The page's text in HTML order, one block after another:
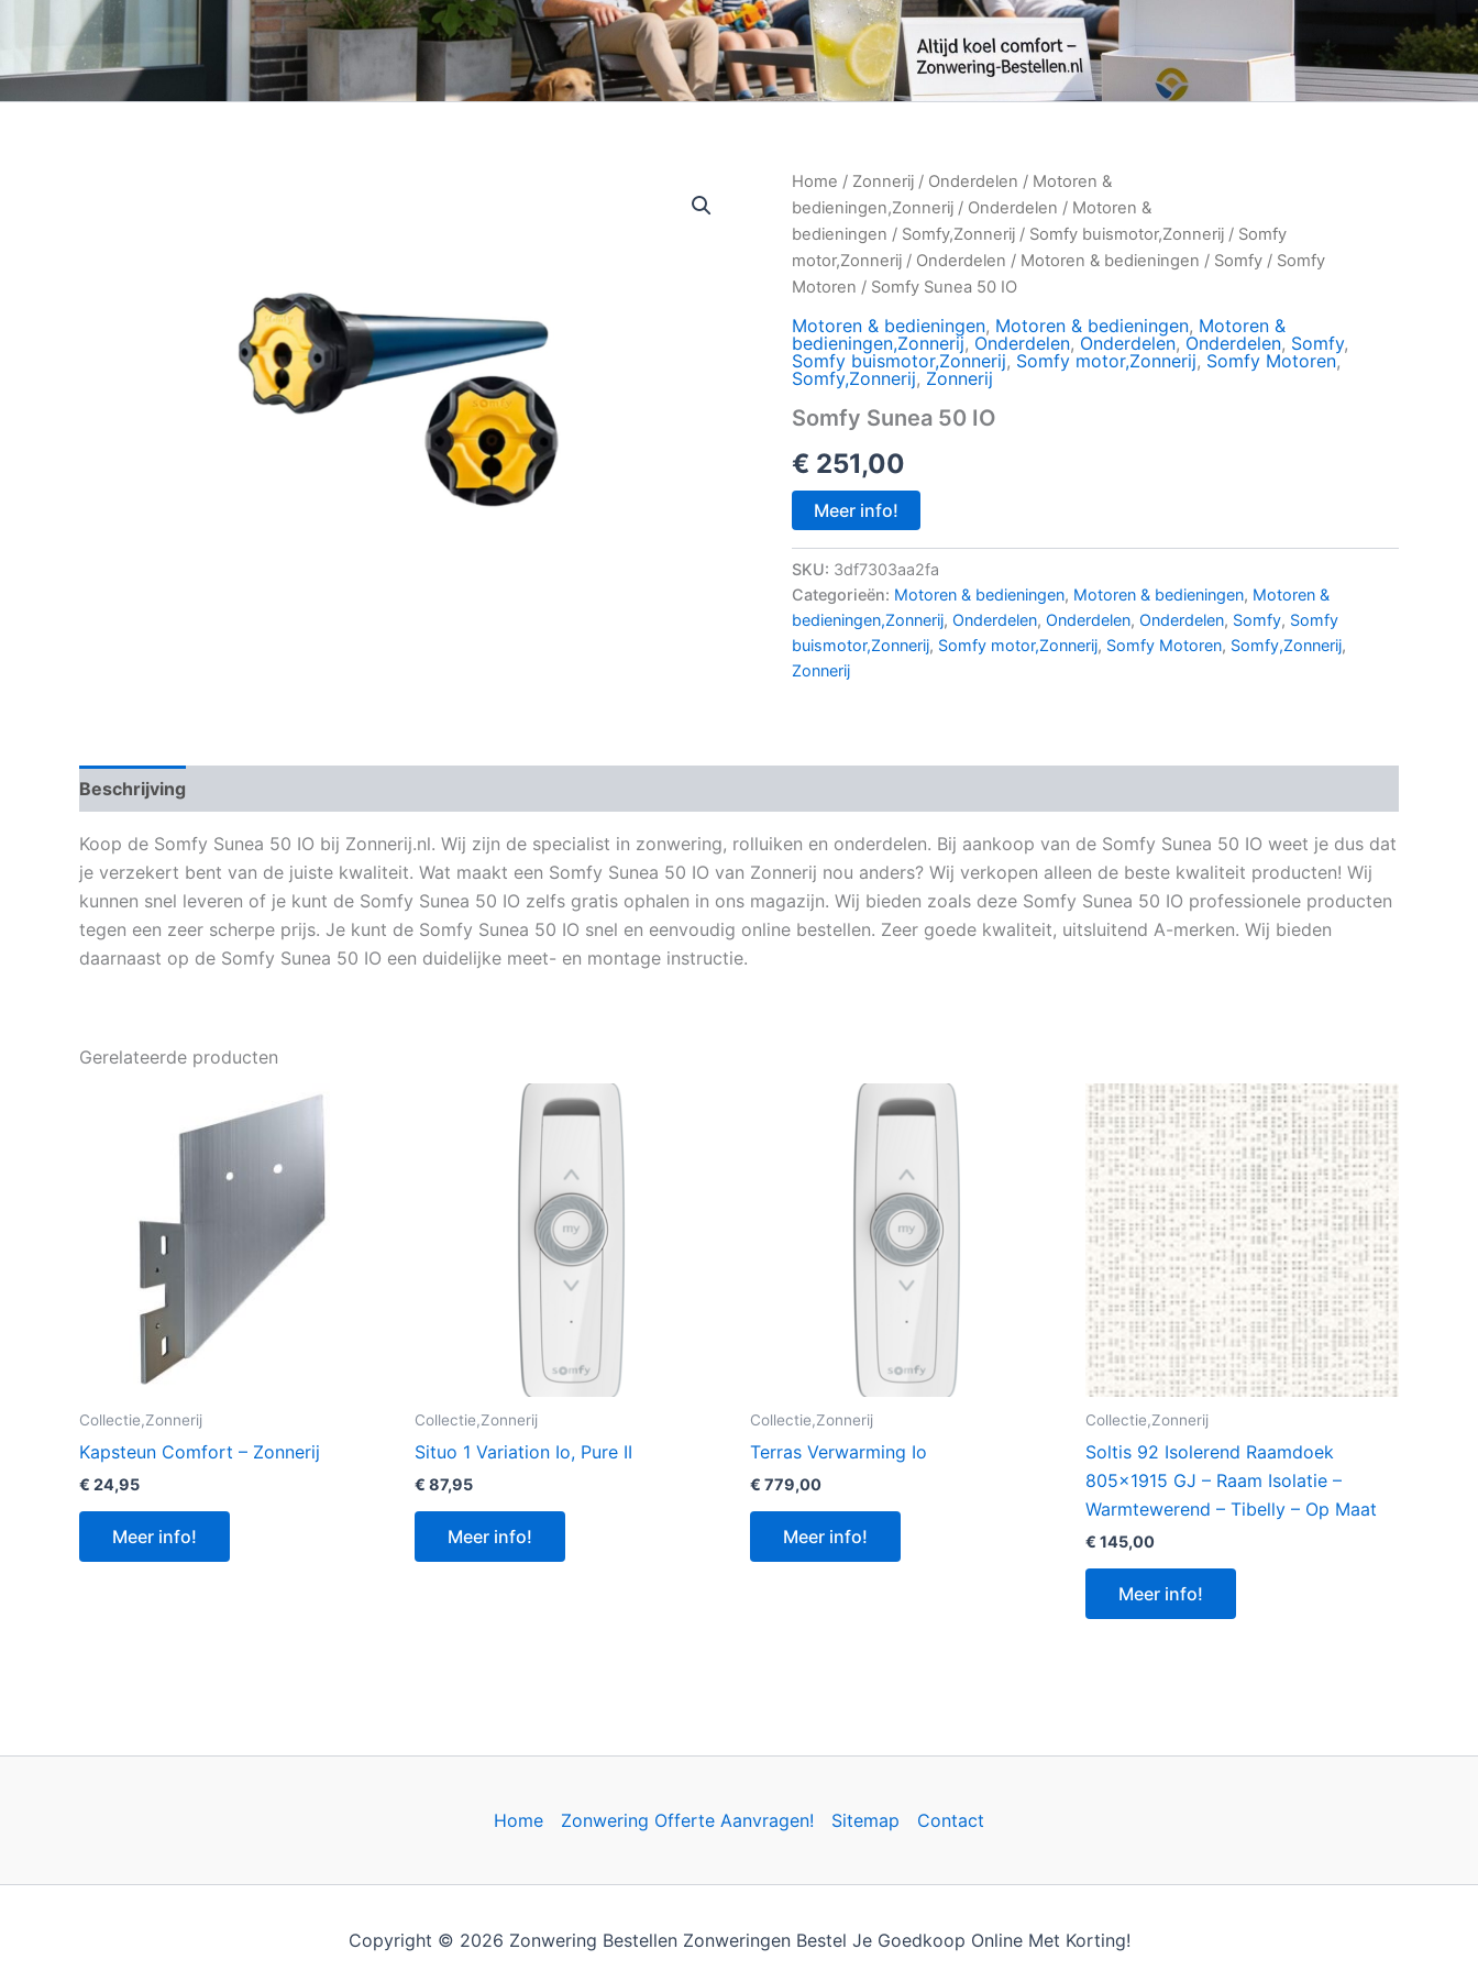
Home / Zonnerij / Onderdelen / Motoren &
bedieningen,Zonnerij / Onderdelen / Motoren &
bedieningen / Somfy,Zonnerij / Somfy buismotor,Zonnerij / Somfy
motor,Zonnerij / Onderdelen / Motoren & bedieningen / Somfy / Somfy
Motoren / Somfy Sunea 50 IO
Motoren & bedieningen, Motoren & bedieningen, Motoren &
bedieningen,Zonnerij, Onderdelen, Onderdelen, Onderdelen, Somfy,
Somfy buismotor,Zonnerij, Somfy motor,Zonnerij, Somfy Motoren,
Somfy,Zonnerij, Zonnerij
Somfy Sunea 50 IO
€ 251,00
Meer info!
SKU: 3df7303aa2fa
Categorieën: Motoren & bedieningen, Motoren & bedieningen, Motoren &
bedieningen,Zonnerij, Onderdelen, Onderdelen, Onderdelen, Somfy, Somfy
buismotor,Zonnerij, Somfy motor,Zonnerij, Somfy Motoren, Somfy,Zonnerij,
Zonnerij
Beschrijving
Koop de Somfy Sunea 50 IO bij Zonnerij.nl. Wij zijn de specialist in zonwering, rolluiken en onderdelen. Bij aankoop van de Somfy Sunea 50 IO weet je dus dat
je verzekert bent van de juiste kwaliteit. Wat maakt een Somfy Sunea 50 IO van Zonnerij nou anders? Wij verkopen alleen de beste kwaliteit producten! Wij
kunnen snel leveren of je kunt de Somfy Sunea 50 IO zelfs gratis ophalen in ons magazijn. Wij bieden zoals deze Somfy Sunea 50 IO professionele producten
tegen een zeer scherpe prijs. Je kunt de Somfy Sunea 50 IO snel en eenvoudig online bestellen. Zeer goede kwaliteit, uitsluitend A-merken. Wij bieden
daarnaast op de Somfy Sunea 50 IO een duidelijke meet- en montage instructie.
Gerelateerde producten
Collectie,Zonnerij
Kapsteun Comfort – Zonnerij
€ 24,95
Meer info!
Collectie,Zonnerij
Situo 1 Variation Io, Pure II
€ 87,95
Meer info!
Collectie,Zonnerij
Terras Verwarming Io
€ 779,00
Meer info!
Collectie,Zonnerij
Soltis 92 Isolerend Raamdoek
805×1915 GJ – Raam Isolatie –
Warmtewerend – Tibelly – Op Maat
€ 145,00
Meer info!
Home Zonwering Offerte Aanvragen! Sitemap Contact
Copyright © 2026 Zonwering Bestellen Zonweringen Bestel Je Goedkoop Online Met Korting!